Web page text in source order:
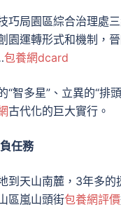
巧局園區綜合治理處
園運轉形式和機制，
包養網dcard
“智多星”、立異的“排
古代化的巨大實行。
任務
到天山南麓，3年多的
區嵐山頭街包養網評價